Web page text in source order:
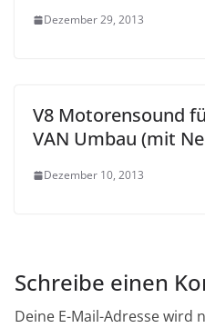
Dezember 29, 2013
V8 Motorensound
VAN Umbau (mit
Dezember 10, 2013
Schreibe einen
Deine E-Mail-Adresse wird